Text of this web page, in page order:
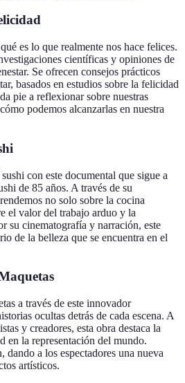
es lo que realmente nos hace felices.
científicas y opiniones de
Se ofrecen consejos prácticos
basados en estudios sobre la felicidad
pie a reflexionar sobre nuestras
podemos alcanzarlas en nuestra
con este documental que sigue a
de 85 años. A través de su
no solo sobre la cocina
el valor del trabajo arduo y la
su cinematografía y narración, este
de la belleza que se encuentra en el
a través de este innovador
ocultas detrás de cada escena. A
y creadores, esta obra destaca la
en la representación del mundo.
a los espectadores una nueva
artísticos.